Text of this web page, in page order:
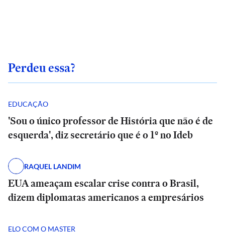
Perdeu essa?
EDUCAÇÃO
'Sou o único professor de História que não é de
esquerda', diz secretário que é o 1º no Ideb
RAQUEL LANDIM
EUA ameaçam escalar crise contra o Brasil,
dizem diplomatas americanos a empresários
ELO COM O MASTER